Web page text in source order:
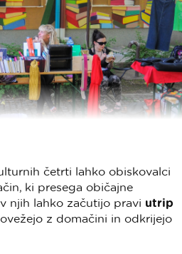
četrti lahko obiskovalci
ki presega običajne
njih lahko začutijo pravi utrip
z domačini in odkrijejo